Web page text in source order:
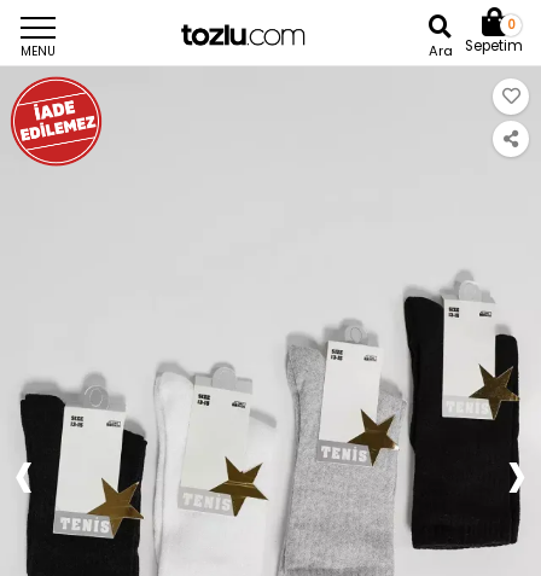
MENU Ara
0
Sepetim